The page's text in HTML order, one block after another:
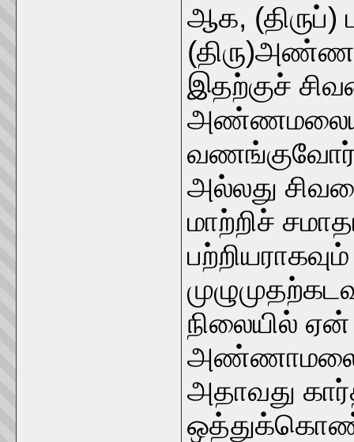
ஆக, (திருப்)
இதற்குச்
வணங்குவோர்
அல்லது
மாற்றிச்
நிலையில்
அதாவது